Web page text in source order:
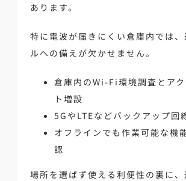
あります。
特に電波が届きにくい倉庫内では
ルへの備えが欠かせません。
倉庫内のWi-Fi環境調査とア
ト増設
5GやLTEなどバックアップ回
オフラインでも作業可能な機
認
場所を選ばず使える利便性の裏に